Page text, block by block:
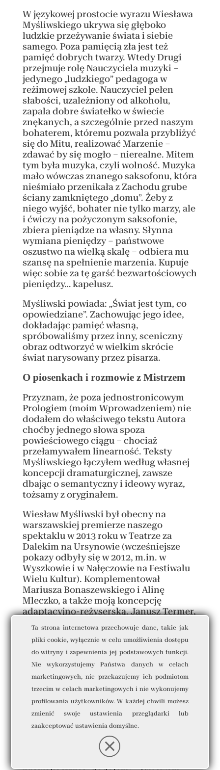
W językowej prostocie wyrazu Wiesława
Myśliwskiego ukrywa się głęboko
ludzkie przeżywanie świata i siebie
samego. Poza pamięcią zła jest też
pamięć dobrych twarzy. Wtedy Drugi
przejmuje rolę Nauczyciela muzyki –
jedynego „ludzkiego” pedagoga w
reżimowej szkole. Nauczyciel pełen
słabości, uzależniony od alkoholu,
zapala dobre światełko w świecie
znękanych, a szczególnie przed naszym
bohaterem, któremu pozwala przybliżyć
się do Mitu, realizować Marzenie –
zdawać by się mogło – nierealne. Mitem
tym była muzyka, czyli wolność. Muzyka
mało wówczas znanego saksofonu, która
nieśmiało przenikała z Zachodu grube
ściany zamkniętego „domu”. Żeby z
niego wyjść, bohater nie tylko marzy, ale
i ćwiczy na pożyczonym saksofonie,
zbiera pieniądze na własny. Słynna
wymiana pieniędzy – państwowe
oszustwo na wielką skalę – odbiera mu
szansę na spełnienie marzenia. Kupuje
więc sobie za tę garść bezwartościowych
pieniędzy… kapelusz.
Myśliwski powiada: „Świat jest tym, co
opowiedziane”. Zachowując jego idee,
dokładając pamięć własną,
spróbowaliśmy przez inny, sceniczny
obraz odtworzyć w wielkim skrócie
świat narysowany przez pisarza.
O piosenkach i rozmowie z Mistrzem
Przyznam, że poza jednostronicowym
Prologiem (moim Wprowadzeniem) nie
dodałem do właściwego tekstu Autora
choćby jednego słowa spoza
powieściowego ciągu – chociaż
przełamywałem linearność. Teksty
Myśliwskiego łączyłem według własnej
koncepcji dramaturgicznej, zawsze
dbając o semantyczny i ideowy wyraz,
tożsamy z oryginałem.
Wiesław Myśliwski był obecny na
warszawskiej premierze naszego
spektaklu w 2013 roku w Teatrze za
Dalekim na Ursynowie (wcześniejsze
pokazy odbyły się w 2012, m.in. w
Wyszkowie i w Nałęczowie na Festiwalu
Wielu Kultur). Komplementował
Mariusza Bonaszewskiego i Alinę
Mleczko, a także moją koncepcję
adaptacyjno-reżyserską. Janusz Termer,
potwierdza: „Patrzyłem na obecnego na
tym spektaklu Wiesława – był bardzo
wzruszony”.
Mogę jednak dodać, że nieco od niego
oberwałem – delikatnie, ale oberwałem
– podczas pospektaklowej rozmowy z
publicznością. Nie miał zastrzeżeń do
puenty (której najbardziej się
obawiałem), zadał mi jednak niewinne
pytanie: – A dlaczego Pan w spektaklu
śpiewa? Odpowiedziałem: – Bo lubię
śpiewać. Aby nie zabrzmiało to
Ta strona internetowa przechowuje dane, takie jak
pliki cookie, wyłącznie w celu umożliwienia dostępu
do witryny i zapewnienia jej podstawowych funkcji.
Nie wykorzystujemy Państwa danych w celach
marketingowych, nie przekazujemy ich podmiotom
trzecim w celach marketingowych i nie wykonujemy
profilowania użytkowników. W każdej chwili możesz
zmienić swoje ustawienia przeglądarki lub
zaakceptować ustawienia domyślne.